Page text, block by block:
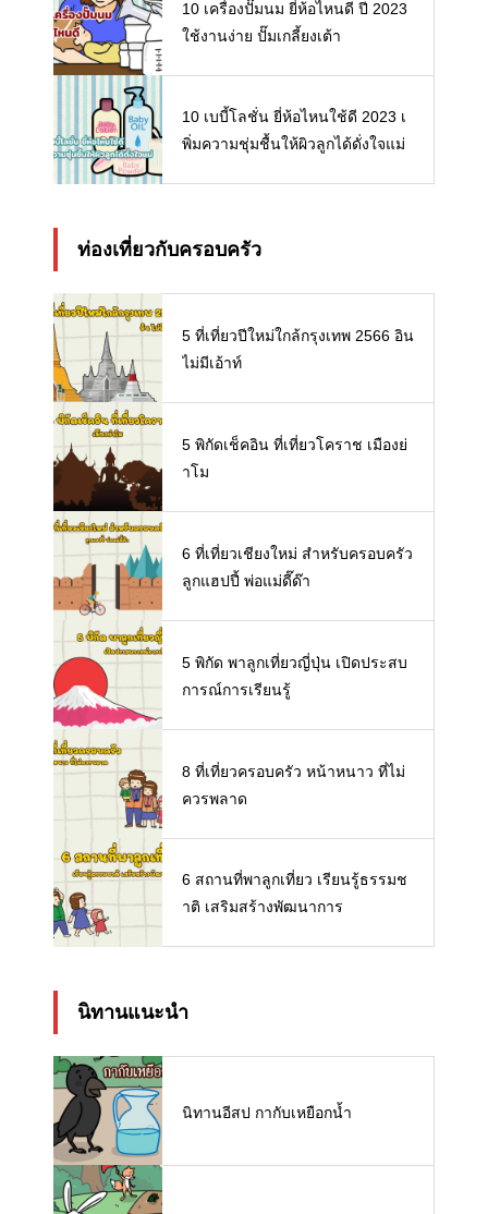
10 เครื่องปั๊มนม ยี่ห้อไหนดี ปี 2023
ใช้งานง่าย ปั๊มเกลี้ยงเต้า
10 เบบี้โลชั่น ยี่ห้อไหนใช้ดี 2023 เ
พิ่มความชุ่มชื้นให้ผิวลูกได้ดั่งใจแม่
ท่องเที่ยวกับครอบครัว
5 ที่เที่ยวปีใหม่ใกล้กรุงเทพ 2566 อิน
ไม่มีเอ้าท์
5 พิกัดเช็คอิน ที่เที่ยวโคราช เมืองย่
าโม
6 ที่เที่ยวเชียงใหม่ สำหรับครอบครัว
ลูกแฮปปี้ พ่อแม่ดี๊ด๊า
5 พิกัด พาลูกเที่ยวญี่ปุ่น เปิดประสบ
การณ์การเรียนรู้
8 ที่เที่ยวครอบครัว หน้าหนาว ที่ไม่
ควรพลาด
6 สถานที่พาลูกเที่ยว เรียนรู้ธรรมช
าติ เสริมสร้างพัฒนาการ
นิทานแนะนำ
นิทานอีสป กากับเหยือกน้ำ